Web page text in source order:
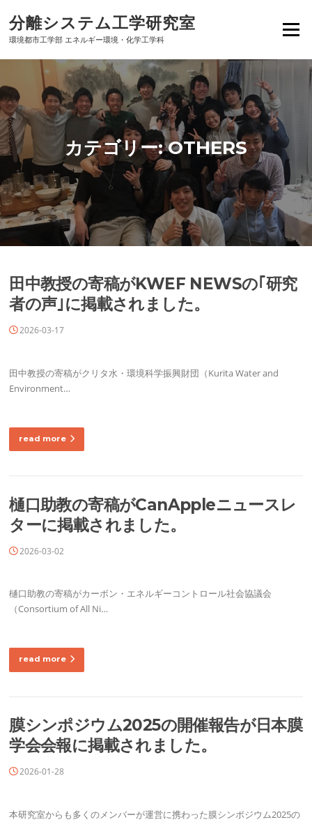
content
分離システム工学研究室
環境都市工学部 エネルギー環境・化学工学科
Menu
カテゴリー:OTHERS
田中教授の寄稿がKWEF NEWSの｢研究
者の声｣に掲載されました。
2026-03-17
田中教授の寄稿がクリタ水・環境科学振興財団（Kurita Water and
Environment…
read more
樋口助教の寄稿がCanAppleニュースレ
ターに掲載されました。
2026-03-02
樋口助教の寄稿がカーボン・エネルギーコントロール社会協議会
（Consortium of All Ni…
read more
膜シンポジウム2025の開催報告が日本膜
学会会報に掲載されました。
2026-01-28
本研究室からも多くのメンバーが運営に携わった膜シンポジウム2025の